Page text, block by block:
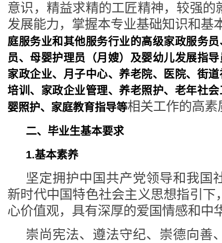
意识，精益求精的工匠精神，较强的
发展能力，掌握本专业基础知识和基
庭服务业和其他服务行业的高级家政服务
员、母婴护理员（月嫂）及婴幼儿发展指
家政企业、月子中心、养老院、医院、街
培训、家政企业管理、养老照护、老年社
婴照护、家庭教育指导等相关工作的高
二、毕业生基本要求
1.基本素养
坚定拥护中国共产党领导和我国
新时代中国特色社会主义思想指引下
心价值观，具有深厚的爱国情感和中
崇尚宪法、遵法守纪、崇德向善